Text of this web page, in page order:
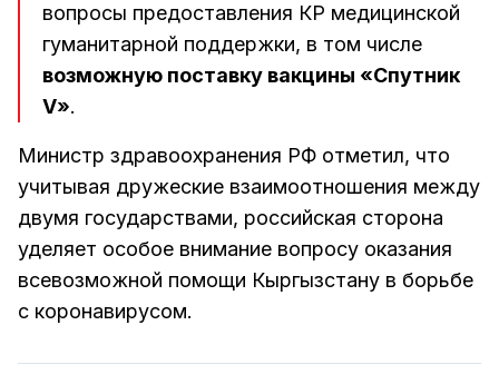
вопросы предоставления КР медицинской
гуманитарной поддержки, в том числе
возможную поставку вакцины «Спутник
V».
Министр здравоохранения РФ отметил, что
учитывая дружеские взаимоотношения между
двумя государствами, российская сторона
уделяет особое внимание вопросу оказания
всевозможной помощи Кыргызстану в борьбе
с коронавирусом.